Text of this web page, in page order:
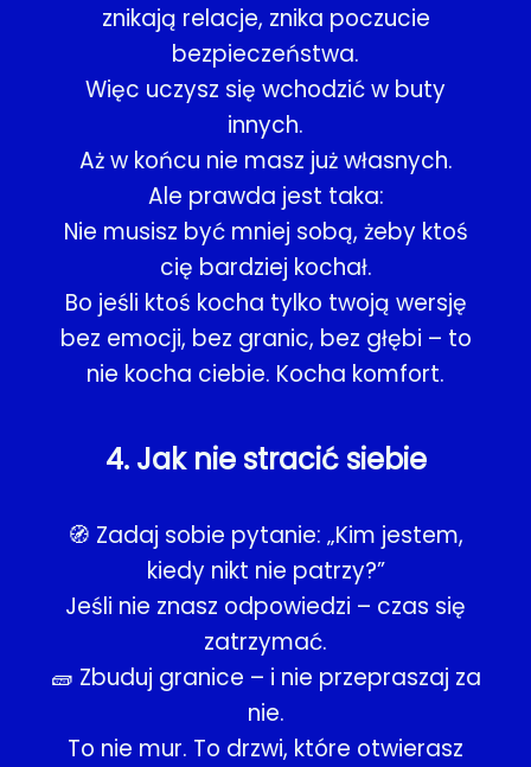
znikają relacje, znika poczucie
bezpieczeństwa.
Więc uczysz się wchodzić w buty
innych.
Aż w końcu nie masz już własnych.
Ale prawda jest taka:
Nie musisz być mniej sobą, żeby ktoś
cię bardziej kochał.
Bo jeśli ktoś kocha tylko twoją wersję
bez emocji, bez granic, bez głębi – to
nie kocha ciebie. Kocha komfort.
4. Jak nie stracić siebie
🧭 Zadaj sobie pytanie: „Kim jestem,
kiedy nikt nie patrzy?”
Jeśli nie znasz odpowiedzi – czas się
zatrzymać.
🧱 Zbuduj granice – i nie przepraszaj za
nie.
To nie mur. To drzwi, które otwierasz